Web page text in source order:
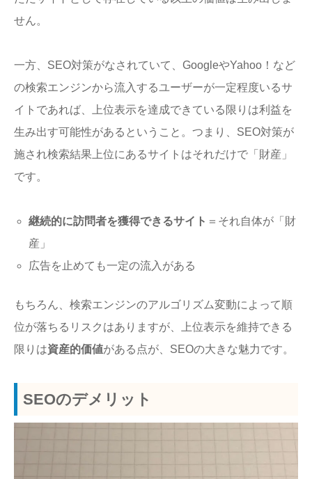
せん。
一方、SEO対策がなされていて、GoogleやYahoo！など
の検索エンジンから流入するユーザーが一定程度いるサ
イトであれば、上位表示を達成できている限りは利益を
生み出す可能性があるということ。つまり、SEO対策が
施され検索結果上位にあるサイトはそれだけで「財産」
です。
継続的に訪問者を獲得できるサイト ＝それ自体が「財
産」
広告を止めても一定の流入がある
もちろん、検索エンジンのアルゴリズム変動によって順
位が落ちるリスクはありますが、上位表示を維持できる
限りは資産的価値がある点が、SEOの大きな魅力です。
SEOのデメリット